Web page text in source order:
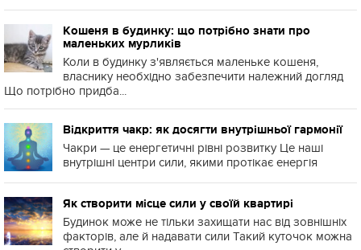
Кошеня в будинку: що потрібно знати про
маленьких мурликів
Коли в будинку з'являється маленьке кошеня,
власнику необхідно забезпечити належний догляд
Що потрібно придба...
Відкриття чакр: як досягти внутрішньої гармонії
Чакри — це енергетичні рівні розвитку Це наші
внутрішні центри сили, якими протікає енергія
Як створити місце сили у своїй квартирі
Будинок може не тільки захищати нас від зовнішніх
факторів, але й надавати сили Такий куточок можна